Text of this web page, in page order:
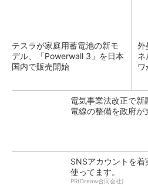
テスラが家庭用蓄電池の新モ
デル、「Powerwall 3」を日本
国内で販売開始
外
電気事業法改正で
電線の整備を政府が
SNSアカウントを
使ってます。
PR(Dreaw合同会社)